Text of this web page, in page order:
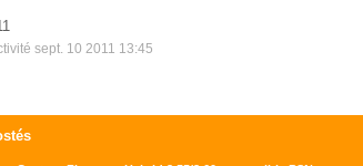
sept. 10 2011 13:45